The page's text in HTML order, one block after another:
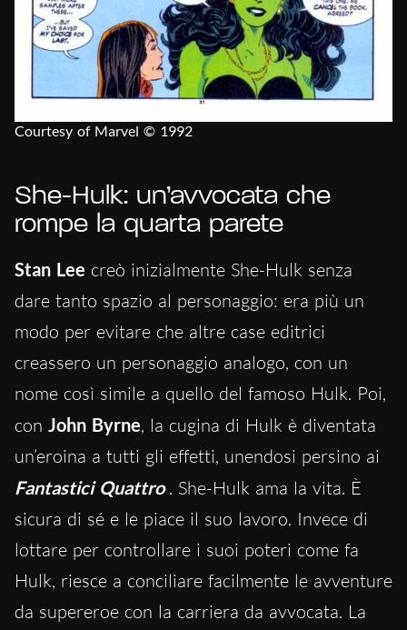
Courtesy of Marvel © 1992
She-Hulk: un’avvocata che
rompe la quarta parete
Stan Lee creò inizialmente She-Hulk senza
dare tanto spazio al personaggio: era più un
modo per evitare che altre case editrici
creassero un personaggio analogo, con un
nome così simile a quello del famoso Hulk. Poi,
con John Byrne, la cugina di Hulk è diventata
un’eroina a tutti gli effetti, unendosi persino ai
Fantastici Quattro . She-Hulk ama la vita. È
sicura di sé e le piace il suo lavoro. Invece di
lottare per controllare i suoi poteri come fa
Hulk, riesce a conciliare facilmente le avventure
da supereroe con la carriera da avvocata. La